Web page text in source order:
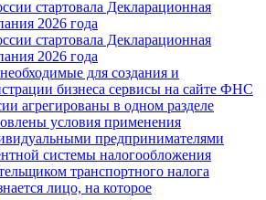
стартовала Декларационная
2026 года
стартовала Декларационная
2026 года
для создания и
бизнеса сервисы на сайте ФНС
агрегированы в одном разделе
условия применения
предпринимателями
системы налогообложения
транспортного налога
лицо, на которое